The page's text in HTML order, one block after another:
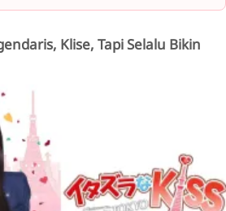
Klise, Tapi Selalu Bikin